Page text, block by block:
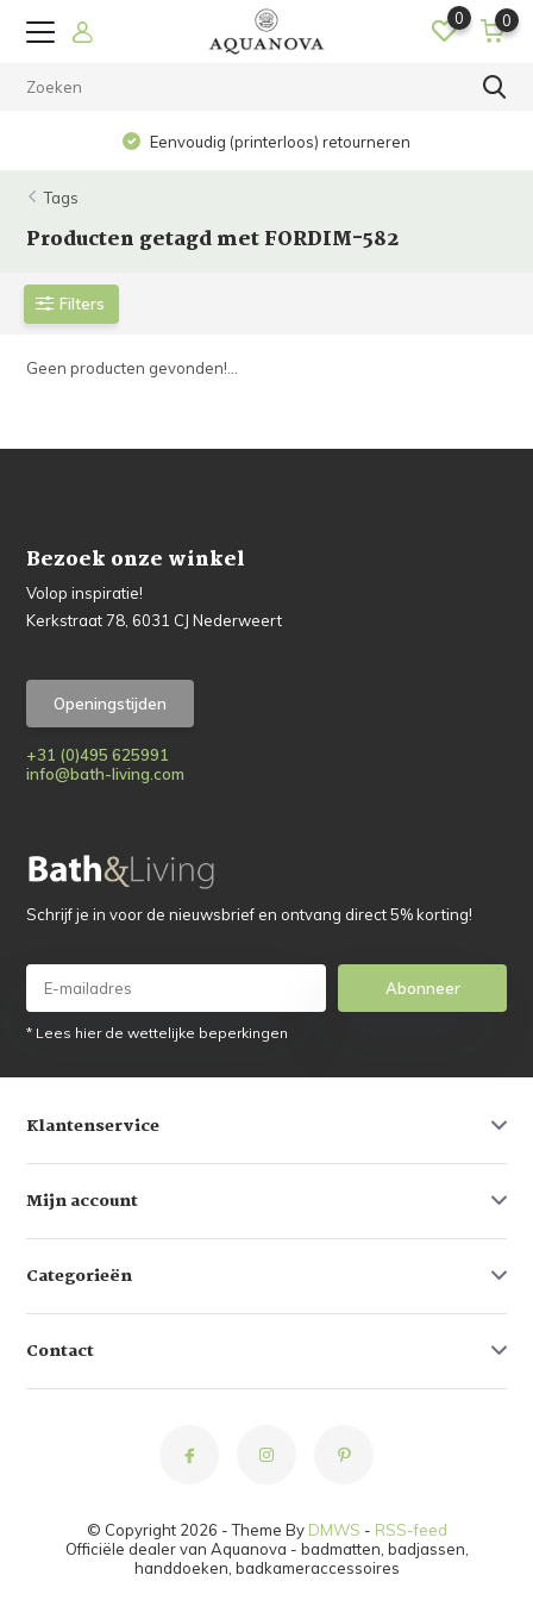
0 0
Eenvoudig (printerloos) retourneren
Tags
Producten getagd met FORDIM-582
Filters
Geen producten gevonden!...
Bezoek onze winkel
Volop inspiratie!
Kerkstraat 78, 6031 CJ Nederweert
Openingstijden
+31 (0)495 625991
info@bath-living.com
Schrijf je in voor de nieuwsbrief en ontvang direct 5% korting!
Abonneer
* Lees hier de wettelijke beperkingen
Klantenservice
Mijn account
Categorieën
Contact
© Copyright 2026 - Theme By DMWS - RSS-feed
Officiële dealer van Aquanova - badmatten, badjassen,
handdoeken, badkameraccessoires